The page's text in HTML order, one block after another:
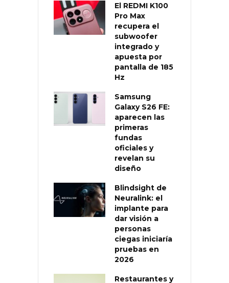
El REDMI K100
Pro Max
recupera el
subwoofer
integrado y
apuesta por
pantalla de 185
Hz
Samsung
Galaxy S26 FE:
aparecen las
primeras
fundas
oficiales y
revelan su
diseño
Blindsight de
Neuralink: el
implante para
dar visión a
personas
ciegas iniciaría
pruebas en
2026
Restaurantes y